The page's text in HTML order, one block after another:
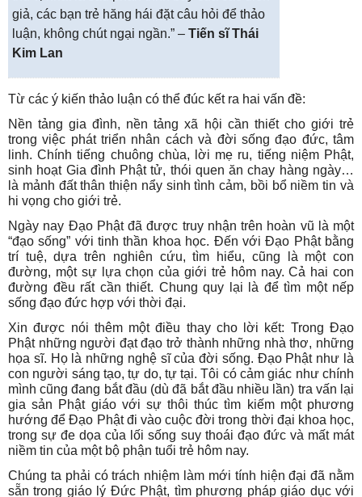
giả, các bạn trẻ hăng hái đặt câu hỏi để thảo
luận, không chút ngại ngần.” – Tiến sĩ Thái
Kim Lan
Từ các ý kiến thảo luận có thể đúc kết ra hai vấn đề:
Nền tảng gia đình, nền tảng xã hội cần thiết cho giới trẻ
trong việc phát triển nhân cách và đời sống đạo đức, tâm
linh. Chính tiếng chuông chùa, lời mẹ ru, tiếng niệm Phật,
sinh hoạt Gia đình Phật tử, thói quen ăn chay hàng ngày…
là mảnh đất thân thiện nẩy sinh tình cảm, bồi bổ niềm tin và
hi vọng cho giới trẻ.
Ngày nay Đạo Phật đã được truy nhận trên hoàn vũ là một
“đạo sống” với tinh thần khoa học. Đến với Đạo Phật bằng
trí tuệ, dựa trên nghiên cứu, tìm hiểu, cũng là một con
đường, một sự lựa chọn của giới trẻ hôm nay. Cả hai con
đường đều rất cần thiết. Chung quy lại là để tìm một nếp
sống đạo đức hợp với thời đại.
Xin được nói thêm một điều thay cho lời kết: Trong Đạo
Phật những người đạt đạo trở thành những nhà thơ, những
họa sĩ. Họ là những nghệ sĩ của đời sống. Đạo Phật như là
con người sáng tạo, tự do, tự tại. Tôi có cảm giác như chính
mình cũng đang bắt đầu (dù đã bắt đầu nhiều lần) tra vấn lại
gia sản Phật giáo với sự thôi thúc tìm kiếm một phương
hướng để Đạo Phật đi vào cuộc đời trong thời đại khoa học,
trong sự đe dọa của lối sống suy thoái đạo đức và mất mát
niềm tin của một bộ phận tuổi trẻ hôm nay.
Chúng ta phải có trách nhiệm làm mới tính hiện đại đã nằm
sẵn trong giáo lý Đức Phật, tìm phương pháp giáo dục với